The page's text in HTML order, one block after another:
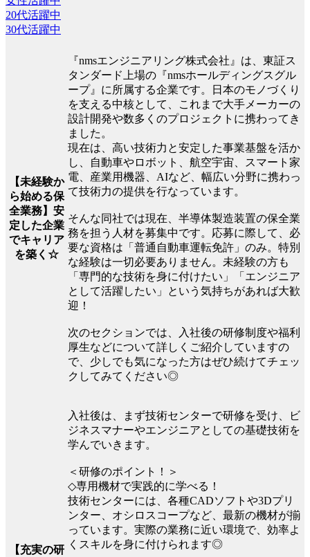
20代活躍中
30代活躍中
【未経験か
ら始める保
全業務】安
定した企業
でキャリア
を築く☆
『nmsエンジニアリング株式会社』は、東証ス
タンダード上場の『nmsホールディングスグル
ープ』に所属する企業です。日本のモノづくり
を支える中核として、これまで大手メーカーの
設計開発や数多くのプロジェクトに携わってき
ました。
現在は、高い技術力と安定した事業基盤を活か
し、自動車やロボット、航空宇宙、スマート家
電、産業用機器、AIなど、幅広い分野に携わっ
て技術力の提供を行なっています。
そんな同社では現在、半導体製造装置の保全業
務を担う人材を募集中です。応募に際して、必
要な資格は「普通自動車運転免許」のみ。特別
な経験は一切必要ありません。未経験の方も
「専門的な技術を身に付けたい」「エンジニア
として活躍したい」という気持ちがあれば大歓
迎！
次のセクションでは、入社後の研修制度や福利
厚生などについて詳しくご紹介していますの
で、少しでも気になった方はぜひ続けてチェッ
クしてみてください◎
【充実の研
入社後は、まず技術センターで研修を受け、ビ
ジネスマナーやエンジニアとしての基礎技術を
学んでいきます。
＜研修のポイント！＞
◇専用機材で実践的に学べる！
技術センターには、各種CADソフトや3Dプリ
ンター、オシロスコープなど、最新の機材が揃
っています。実際の業務に近い環境で、効率よ
くスキルを身に付けられます◎